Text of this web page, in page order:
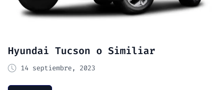
Hyundai Tucson o Similiar
14 septiembre, 2023